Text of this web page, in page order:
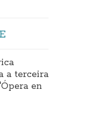
a terceira
en